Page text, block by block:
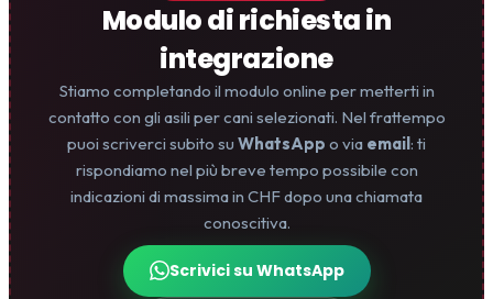
Modulo di richiesta in
integrazione
Stiamo completando il modulo online per metterti in
contatto con gli asili per cani selezionati. Nel frattempo
puoi scriverci subito su WhatsApp o via email: ti
rispondiamo nel più breve tempo possibile con
indicazioni di massima in CHF dopo una chiamata
conoscitiva.
Scrivici su WhatsApp